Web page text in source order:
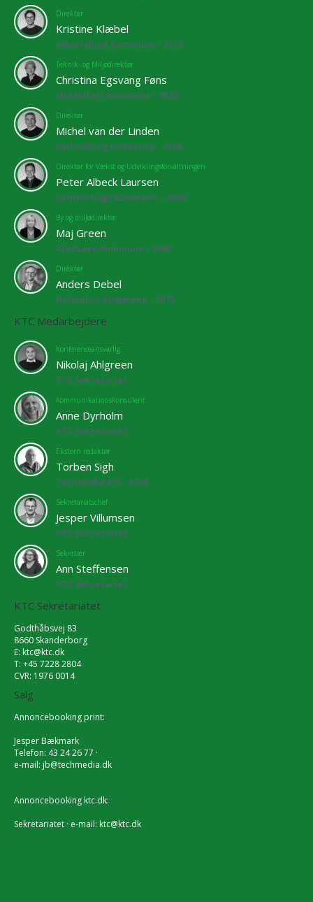
Direktør
Kristine Klæbel
Albertslund Kommune - 2673
Teknik- og Miljødirektør
Christina Egsvang Føns
Middelfart Kommune - 4525
Direktør
Michel van der Linden
Kalundborg Kommune - 4108
Direktør for Vækst og Udviklingsforvaltningen
Peter Albeck Laursen
Jammerbugt Kommune - 4068
By og miljødirektør
Maj Green
Gladsaxe Kommune - 3460
Direktør
Anders Debel
Holstebro Kommune - 3872
KTC Medarbejdere
Konferenceansvarlig
Nikolaj Ahlgreen
KTC Sekretariat
Kommunikationskonsulent
Anne Dyrholm
KTC Sekretariat
Ekstern redaktør
Torben Sigh
TechMedia A/S - 6769
Sekretariatschef
Jesper Villumsen
KTC Sekretariat
Sekretær
Ann Steffensen
KTC Sekretariat
KTC Sekretariatet
Godthåbsvej 83
8660 Skanderborg
E: ktc@ktc.dk
T: +45 7228 2804
CVR: 1976 0014
Salg
Annoncebooking print:
Jesper Bækmark
Telefon: 43 24 26 77 ·
e-mail: jb@techmedia.dk
Annoncebooking ktc.dk:
Sekretariatet · e-mail: ktc@ktc.dk